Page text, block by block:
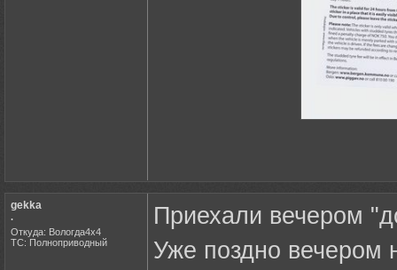
gekka
.
Откуда: Вологда4х4
ТС: Полноприводный
Приехали вечером
Уже поздно вечером